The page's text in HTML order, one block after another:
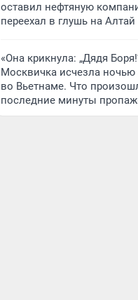
оставил нефтяную
переехал в глушь на Алтай
«Она крикнула: „Дядя
Москвичка исчезла ночью
во Вьетнаме. Что
последние минуты